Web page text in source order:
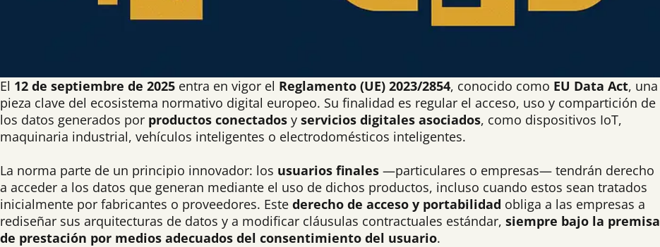
El 12 de septiembre de 2025 entra en vigor el Reglamento (UE) 2023/2854, conocido como EU Data Act, una
pieza clave del ecosistema normativo digital europeo. Su finalidad es regular el acceso, uso y compartición de
los datos generados por productos conectados y servicios digitales asociados, como dispositivos IoT,
maquinaria industrial, vehículos inteligentes o electrodomésticos inteligentes.
La norma parte de un principio innovador: los usuarios finales —particulares o empresas— tendrán derecho
a acceder a los datos que generan mediante el uso de dichos productos, incluso cuando estos sean tratados
inicialmente por fabricantes o proveedores. Este derecho de acceso y portabilidad obliga a las empresas a
rediseñar sus arquitecturas de datos y a modificar cláusulas contractuales estándar, siempre bajo la premisa
de prestación por medios adecuados del consentimiento del usuario.